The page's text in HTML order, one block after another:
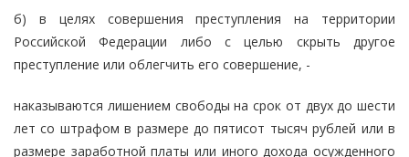
б) в целях совершения преступления на территории
Российской Федерации либо с целью скрыть другое
преступление или облегчить его совершение, -
наказываются лишением свободы на срок от двух до шести
лет со штрафом в размере до пятисот тысяч рублей или в
размере заработной платы или иного дохода осужденного